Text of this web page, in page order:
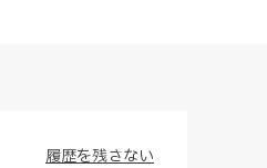
履歴を残さない